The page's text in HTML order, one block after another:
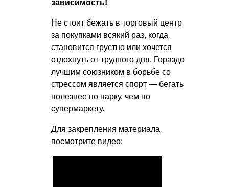
зависимость!
Не стоит бежать в торговый центр
за покупками всякий раз, когда
становится грустно или хочется
отдохнуть от трудного дня. Гораздо
лучшим союзником в борьбе со
стрессом является спорт — бегать
полезнее по парку, чем по
супермаркету.
Для закрепления материала
посмотрите видео: